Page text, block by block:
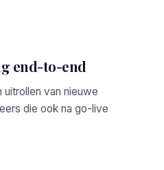
end-to-end
van nieuwe
die ook na go-live